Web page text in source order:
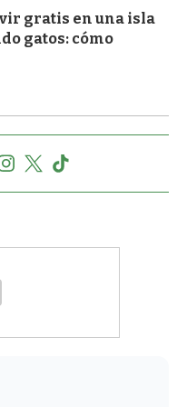
gratis en una isla
gatos: cómo